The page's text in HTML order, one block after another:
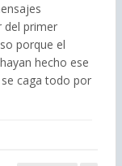
del primer
porque el
hecho ese
caga todo por